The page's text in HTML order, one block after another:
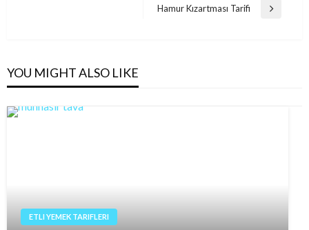
Next
Hamur Kızartması Tarifi
YOU MIGHT ALSO LIKE
ETLI YEMEK TARIFLERI